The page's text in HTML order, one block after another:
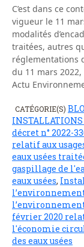
C’est dans ce
vigueur le 11
modalités
traitées, autres
réglementations
du 11 mars
Actu
CATÉGORIE(S)
INSTALLATIONS
décret n° 2022-
relatif aux
eaux usées
gaspillage de
eaux usées,
février 2020
l'économie
des eaux usées